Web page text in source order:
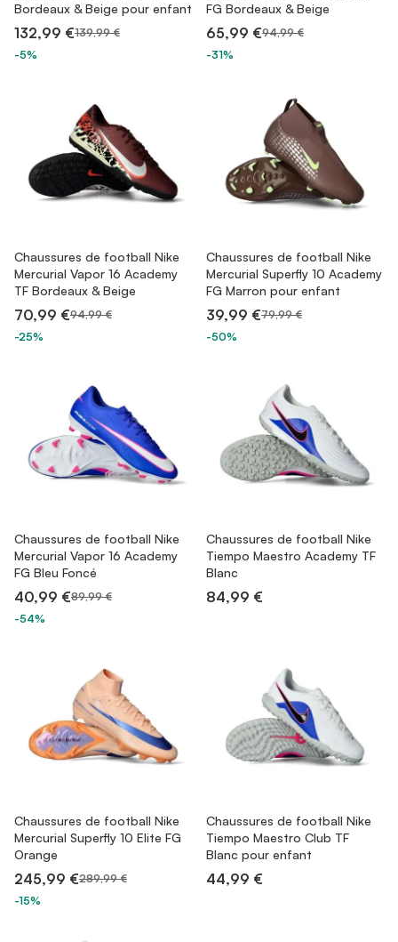
Bordeaux & Beige pour enfant
132,99 €139,99 €
-5%
FG Bordeaux & Beige
65,99 €94,99 €
-31%
Chaussures de football Nike
Mercurial Vapor 16 Academy
TF Bordeaux & Beige
70,99 €94,99 €
-25%
Chaussures de football Nike
Mercurial Superfly 10 Academy
FG Marron pour enfant
39,99 €79,99 €
-50%
Chaussures de football Nike
Mercurial Vapor 16 Academy
FG Bleu Foncé
40,99 €89,99 €
-54%
Chaussures de football Nike
Tiempo Maestro Academy TF
Blanc
84,99 €
Chaussures de football Nike
Mercurial Superfly 10 Elite FG
Orange
245,99 €289,99 €
-15%
Chaussures de football Nike
Tiempo Maestro Club TF
Blanc pour enfant
44,99 €